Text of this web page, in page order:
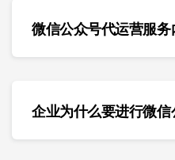
微信公众号代运营服务
企业为什么要进行微信